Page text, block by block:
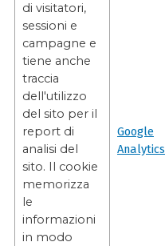
di visitatori,
sessioni e
campagne e
tiene anche
traccia
dell'utilizzo
del sito per il
report di
analisi del
sito. Il cookie
memorizza
le
informazioni
in modo
Google
Analytics